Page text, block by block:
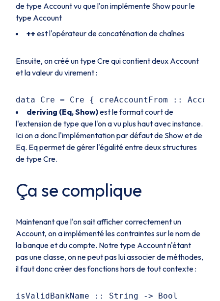
de type Accountvu que l'on implémente Showpour le
type Account
++ est l'opérateur de concaténation de chaînes
Ensuite, on créé un typeCrequi contient deux Account
et la valeur du virement :
deriving (Eq, Show)est le format court de
l'extension de type que l'on a vu plus haut avecinstance.
Ici on a donc l'implémentation par défaut de Showet de
Eq. Eqpermet de gérer l'égalité entre deux structures
de typeCre.
Ça se complique
Maintenant que l'on sait afficher correctement un
Account, on a implémenté les contraintes sur le nom de
la banque et du compte. Notre type Accountn'étant
pas une classe, on ne peut pas lui associer de méthodes,
il faut donc créer des fonctions hors de tout contexte :
isValidBankName :: String -> Bool